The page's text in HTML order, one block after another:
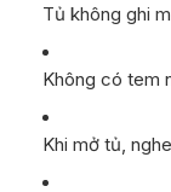
Tủ không ghi
Không có tem
Khi mở tủ,